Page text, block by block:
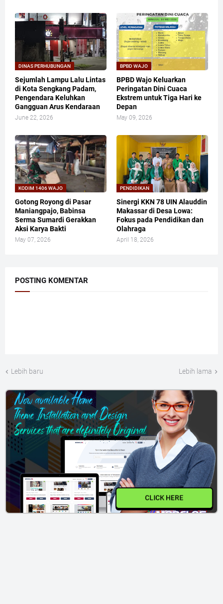
DINAS PERHUBUNGAN
Sejumlah Lampu Lalu Lintas
di Kota Sengkang Padam,
Pengendara Keluhkan
Gangguan Arus Kendaraan
June 22, 2026
BPBD WAJO
BPBD Wajo Keluarkan
Peringatan Dini Cuaca
Ekstrem untuk Tiga Hari ke
Depan
May 09, 2026
KODIM 1406 WAJO
Gotong Royong di Pasar
Maniangpajo, Babinsa
Serma Sumardi Gerakkan
Aksi Karya Bakti
May 07, 2026
PENDIDIKAN
Sinergi KKN 78 UIN Alauddin
Makassar di Desa Lowa:
Fokus pada Pendidikan dan
Olahraga
April 18, 2026
POSTING KOMENTAR
Lebih baru Lebih lama
CLICK HERE